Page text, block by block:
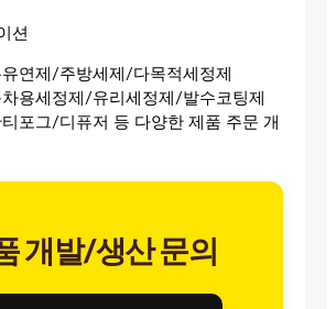
연제/주방세제/다목적세정제
용세정제/유리세정제/발수코팅제
포그/디퓨저 등 다양한 제품 주문 개
개발/생산 문의